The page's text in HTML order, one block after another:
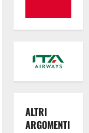
ALTRI
ARGOMENTI